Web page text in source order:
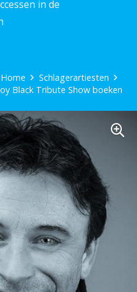
in de
Home
Schlagerartiesten
Black Tribute Show boeken